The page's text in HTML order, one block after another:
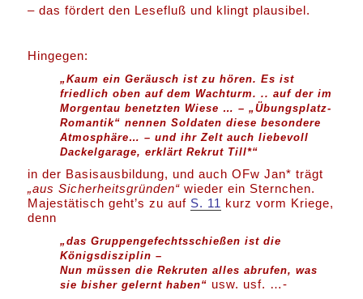
– das fördert den Lesefluß und klingt plausibel.
Hingegen:
„Kaum ein Geräusch ist zu hören. Es ist
friedlich oben auf dem Wachturm. .. auf der im
Morgentau benetzten Wiese … – „Übungsplatz-
Romantik“ nennen Soldaten diese besondere
Atmosphäre… – und ihr Zelt auch liebevoll
Dackelgarage, erklärt Rekrut Till*“
in der Basisausbildung, und auch OFw Jan* trägt
„aus Sicherheitsgründen“ wieder ein Sternchen.
Majestätisch geht’s zu auf S. 11 kurz vorm Kriege,
denn
„das Gruppengefechtsschießen ist die
Königsdisziplin –
Nun müssen die Rekruten alles abrufen, was
sie bisher gelernt haben“ usw. usf. …-